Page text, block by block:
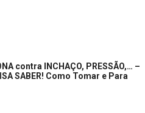
contra INCHAÇO, PRESSÃO,… –
SABER! Como Tomar e Para